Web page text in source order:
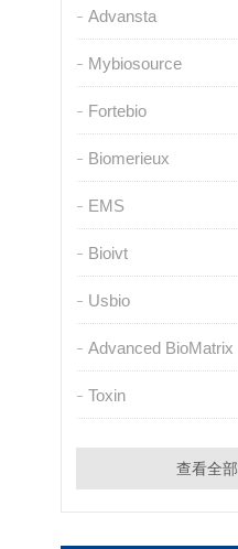
Advansta
Mybiosource
Fortebio
Biomerieux
EMS
Bioivt
Usbio
Advanced BioMatrix
Toxin
查看全部